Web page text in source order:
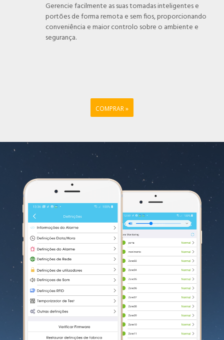
Gerencie facilmente as suas tomadas inteligentes e
portões de forma remota e sem fios, proporcionando
conveniência e maior controlo sobre o ambiente e
segurança.
COMPRAR »